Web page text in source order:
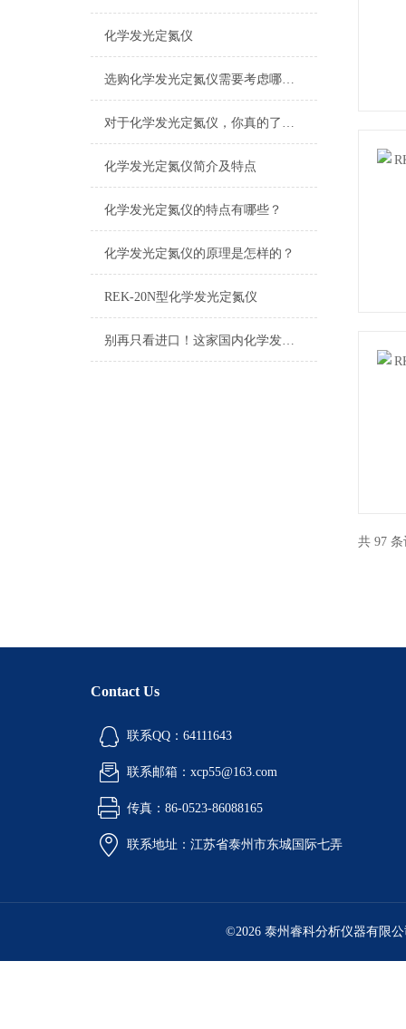
化学发光定氮仪
选购化学发光定氮仪需要考虑哪些问题
对于化学发光定氮仪，你真的了解吗？
化学发光定氮仪简介及特点
化学发光定氮仪的特点有哪些？
化学发光定氮仪的原理是怎样的？
REK-20N型化学发光定氮仪
别再只看进口！这家国内化学发光定氮仪生产厂家已实现技术突破
共 97
Contact Us
联系QQ：64111643
联系邮箱：xcp55@163.com
传真：86-0523-86088165
联系地址：江苏省泰州市东城国际七弄
©2026 泰州睿科分析仪器有限